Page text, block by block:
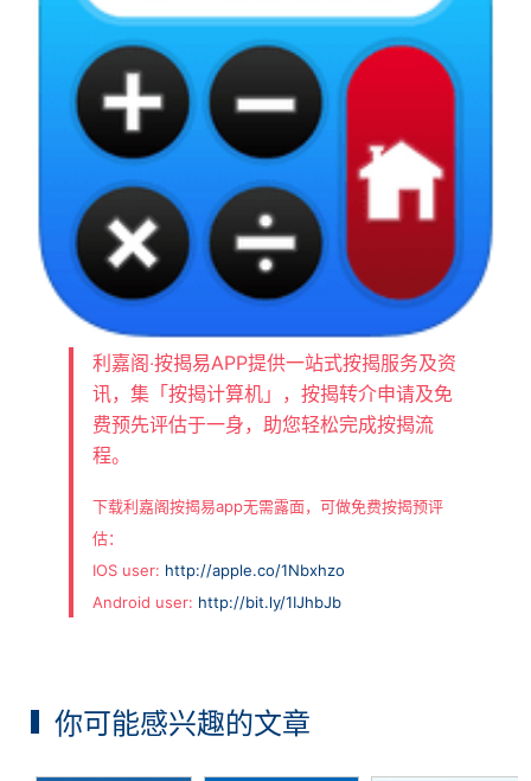
利嘉阁‧按揭易APP提供一站式按揭服务及资
讯，集「按揭计算机」，按揭转介申请及免
费预先评估于一身，助您轻松完成按揭流
程。
下载利嘉阁按揭易app无需露面，可做免费按揭预评
估：
IOS user: http://apple.co/1Nbxhzo
Android user: http://bit.ly/1IJhbJb
你可能感兴趣的文章